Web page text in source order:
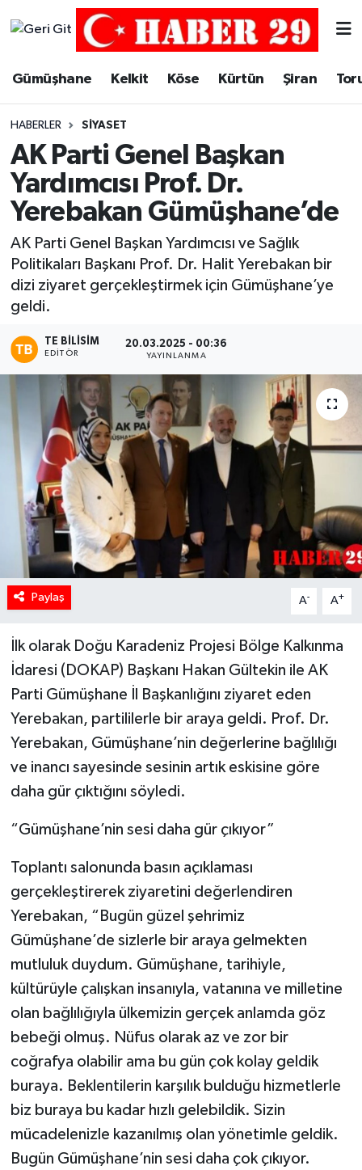
Gümüşhane Kelkit Köse Kürtün Şiran
HABERLER SIYASET
AK Parti Genel Başkan
Yardımcısı Prof. Dr.
Yerebakan Gümüşhane’de
AK Parti Genel Başkan Yardımcısı ve Sağlık
Politikaları Başkanı Prof. Dr. Halit Yerebakan bir
dizi ziyaret gerçekleştirmek için Gümüşhane’ye
geldi.
TE BILISIM
EDITÖR
20.03.2025 - 00:36
YAYINLANMA
Paylaş A- A+
İlk olarak Doğu Karadeniz Projesi Bölge Kalkınma
İdaresi (DOKAP) Başkanı Hakan Gültekin ile AK
Parti Gümüşhane İl Başkanlığını ziyaret eden
Yerebakan, partililerle bir araya geldi. Prof. Dr.
Yerebakan, Gümüşhane’nin değerlerine bağlılığı
ve inancı sayesinde sesinin artık eskisine göre
daha gür çıktığını söyledi.
“Gümüşhane’nin sesi daha gür çıkıyor”
Toplantı salonunda basın açıklaması
gerçekleştirerek ziyaretini değerlendiren
Yerebakan, “Bugün güzel şehrimiz
Gümüşhane’de sizlerle bir araya gelmekten
mutluluk duydum. Gümüşhane, tarihiyle,
kültürüyle çalışkan insanıyla, vatanına ve milletine
olan bağlılığıyla ülkemizin gerçek anlamda göz
bebeği olmuş. Nüfus olarak az ve zor bir
coğrafya olabilir ama bu gün çok kolay geldik
buraya. Beklentilerin karşılık bulduğu hizmetlerle
biz buraya bu kadar hızlı gelebildik. Sizin
mücadelenizle kazanılmış olan yönetimle geldik.
Bugün Gümüşhane’nin sesi daha çok çıkıyor.
Merkez Trafik Yoğunluk Haritası
Süper Lig Puan Durumu ve Fikstür
Tüm Manşetler
Haber Arşivi